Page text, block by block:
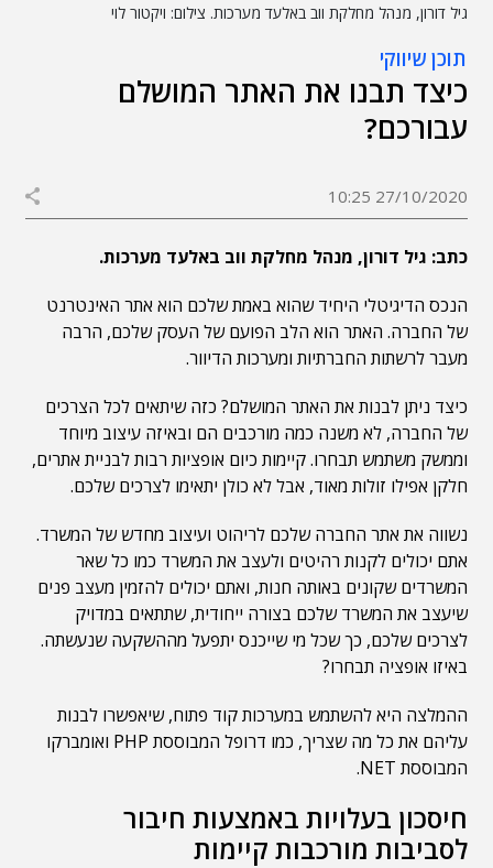
גיל דורון, מנהל מחלקת ווב באלעד מערכות. צילום: ויקטור לוי
תוכן שיווקי
כיצד תבנו את האתר המושלם
עבורכם?
27/10/2020 10:25
כתב: גיל דורון, מנהל מחלקת ווב באלעד מערכות.
הנכס הדיגיטלי היחיד שהוא באמת שלכם הוא אתר האינטרנט
של החברה. האתר הוא הלב הפועם של העסק שלכם, הרבה
מעבר לרשתות החברתיות ומערכות הדיוור.
כיצד ניתן לבנות את האתר המושלם? כזה שיתאים לכל הצרכים
של החברה, לא משנה כמה מורכבים הם ובאיזה עיצוב מיוחד
וממשק משתמש תבחרו. קיימות כיום אופציות רבות לבניית אתרים,
חלקן אפילו זולות מאוד, אבל לא כולן יתאימו לצרכים שלכם.
נשווה את אתר החברה שלכם לריהוט ועיצוב מחדש של המשרד.
אתם יכולים לקנות רהיטים ולעצב את המשרד כמו כל שאר
המשרדים שקונים באותה חנות, ואתם יכולים להזמין מעצב פנים
שיעצב את המשרד שלכם בצורה ייחודית, שתתאים במדויק
לצרכים שלכם, כך שכל מי שייכנס יתפעל מההשקעה שנעשתה.
באיזו אופציה תבחרו?
ההמלצה היא להשתמש במערכות קוד פתוח, שיאפשרו לבנות
עליהם את כל מה שצריך, כמו דרופל המבוססת PHP ואומברקו
המבוססת NET.
חיסכון בעלויות באמצעות חיבור
לסביבות מורכבות קיימות